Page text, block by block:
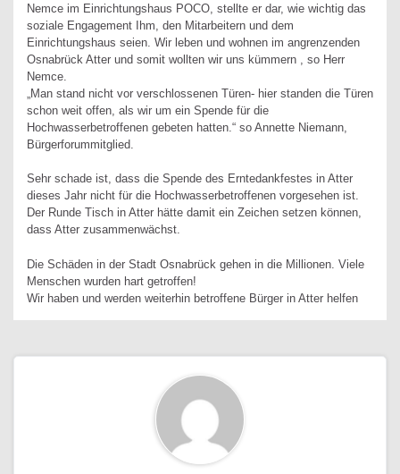
Nemce im Einrichtungshaus POCO, stellte er dar, wie wichtig das
soziale Engagement Ihm, den Mitarbeitern und dem
Einrichtungshaus seien. Wir leben und wohnen im angrenzenden
Osnabrück Atter und somit wollten wir uns kümmern , so Herr
Nemce.
„Man stand nicht vor verschlossenen Türen- hier standen die Türen
schon weit offen, als wir um ein Spende für die
Hochwasserbetroffenen gebeten hatten.“ so Annette Niemann,
Bürgerforummitglied.
Sehr schade ist, dass die Spende des Erntedankfestes in Atter
dieses Jahr nicht für die Hochwasserbetroffenen vorgesehen ist.
Der Runde Tisch in Atter hätte damit ein Zeichen setzen können,
dass Atter zusammenwächst.
Die Schäden in der Stadt Osnabrück gehen in die Millionen. Viele
Menschen wurden hart getroffen!
Wir haben und werden weiterhin betroffene Bürger in Atter helfen